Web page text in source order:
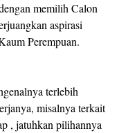
memilih Calon
aspirasi
Perempuan.
terlebih
misalnya terkait
, jatuhkan pilihannya